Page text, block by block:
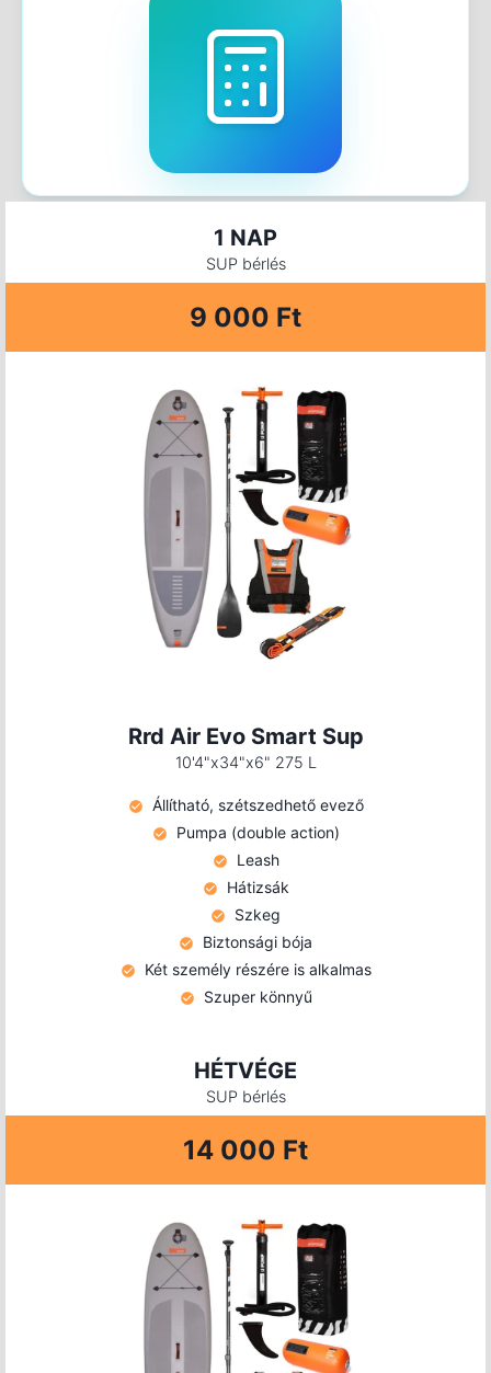
1 NAP
SUP bérlés
9 000 Ft
Rrd Air Evo Smart Sup
10'4"x34"x6" 275 L
Állítható, szétszedhető evező
Pumpa (double action)
Leash
Hátizsák
Szkeg
Biztonsági bója
Két személy részére is alkalmas
Szuper könnyű
HÉTVÉGE
SUP bérlés
14 000 Ft